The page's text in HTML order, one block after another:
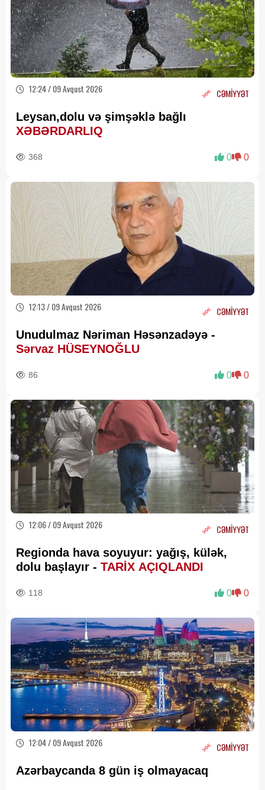
12:24 / 09 Avqust 2026 CƏMİYYƏT
Leysan,dolu və şimşəklə bağlı
XƏBƏRDARLIQ
368 0 0
12:13 / 09 Avqust 2026 CƏMİYYƏT
Unudulmaz Nəriman Həsənzadəyə -
Sərvaz HÜSEYNOĞLU
86 0 0
12:06 / 09 Avqust 2026 CƏMİYYƏT
Regionda hava soyuyur: yağış, külək,
dolu başlayır - TARİX AÇIQLANDI
118 0 0
12:04 / 09 Avqust 2026 CƏMİYYƏT
Azərbaycanda 8 gün iş olmayacaq